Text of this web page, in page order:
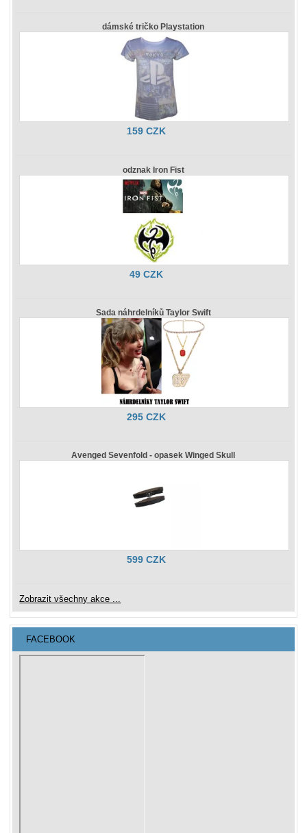
dámské tričko Playstation
159 CZK
odznak Iron Fist
49 CZK
Sada náhrdelníků Taylor Swift
295 CZK
Avenged Sevenfold - opasek Winged Skull
599 CZK
Zobrazit všechny akce ...
FACEBOOK